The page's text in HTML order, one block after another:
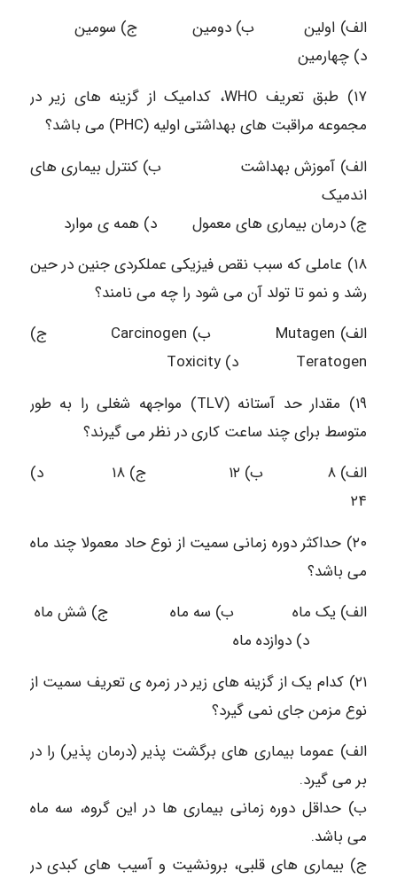
الف) اولین ب) دومین ج) سومین
د) چهارمین
۱۷) طبق تعریف WHO، کدامیک از گزینه های زیر در
مجموعه مراقبت های بهداشتی اولیه (PHC) می باشد؟
الف) آموزش بهداشت ب) کنترل بیماری های
اندمیک
ج) درمان بیماری های معمول د) همه ی موارد
۱۸) عاملی که سبب نقص فیزیکی عملکردی جنین در حین
رشد و نمو تا تولد آن می شود را چه می نامند؟
الف) Mutagen ب) Carcinogen ج)
Teratogen د) Toxicity
۱۹) مقدار حد آستانه (TLV) مواجهه شغلی را به طور
متوسط برای چند ساعت کاری در نظر می گیرند؟
الف) ۸ ب) ۱۲ ج) ۱۸ د)
۲۴
۲۰) حداکثر دوره زمانی سمیت از نوع حاد معمولا چند ماه
می باشد؟
الف) یک ماه ب) سه ماه ج) شش ماه
د) دوازده ماه
۲۱) کدام یک از گزینه های زیر در زمره ی تعریف سمیت از
نوع مزمن جای نمی گیرد؟
الف) عموما بیماری های برگشت پذیر (درمان پذیر) را در
بر می گیرد.
ب) حداقل دوره زمانی بیماری ها در این گروه، سه ماه
می باشد.
ج) بیماری های قلبی، برونشیت و آسیب های کبدی در